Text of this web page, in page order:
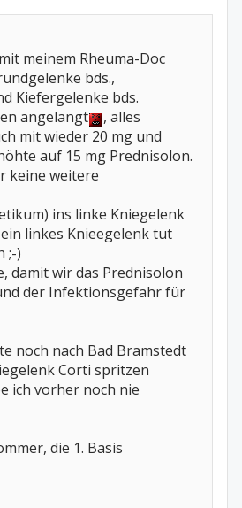
meinem Rheuma-Doc
bds.,
Kiefergelenke bds.
angelangt
, alles
mit wieder 20 mg und
auf 15 mg Prednisolon.
keine weitere
ins linke Kniegelenk
linkes Knieegelenk tut
;-)
damit wir das Prednisolon
der Infektionsgefahr für
noch nach Bad Bramstedt
Corti spritzen
ich vorher noch nie
die 1. Basis